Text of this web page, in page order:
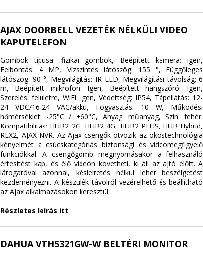
AJAX DOORBELL VEZETÉK NÉLKÜLI VIDEO
KAPUTELEFON
Gombok típusa: fizikai gombok, Beépített kamera: igen,
Felbontás: 4 MP, Vízszintes látószög: 155 °, Függőleges
látószög: 90 °, Megvilágítás: IR LED, Megvilágítási távolság: 6
m, Beépített mikrofon: Igen, Beépített hangszóró: Igen,
Szerelés: felületre, WiFi: igen, Védettség: IP54, Tápellátás: 12-
24 VDC/16-24 VAC/akku, Fogyasztás: 10 W, Működési
hőmérséklet: -25°C / +60°C, Anyag: műanyag, Szín: fehér.
Kompatibilitás: HUB2 2G, HUB2 4G, HUB2 PLUS, HUB Hybrid,
REX2, AJAX NVR. Az Ajax csengők ötvözik az okostechnológia
kényelmét a csúcskategóriás biztonsági és videomegfigyelő
funkciókkal. A csengőgomb megnyomásakor a felhasználó
értesítést kap, és élő videón követheti, ki áll az ajtó előtt. A
látogatóval azonnal, késleltetés nélkül lehet beszélgetést
kezdeményezni. A készülék távolról vezérelhető és beállítható
az Ajax alkalmazásokon keresztül.
Részletes leírás itt
DAHUA VTH5321GW-W BELTÉRI MONITOR